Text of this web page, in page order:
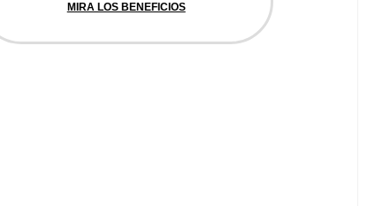
MIRA LOS BENEFICIOS